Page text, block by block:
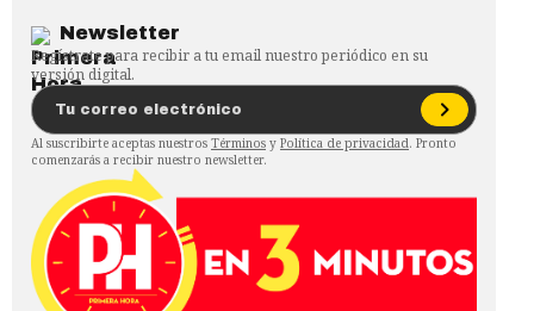
Newsletter
Regístrate para recibir a tu email nuestro periódico en su
versión digital.
Al suscribirte aceptas nuestros Términos y Política de privacidad. Pronto
comenzarás a recibir nuestro newsletter.